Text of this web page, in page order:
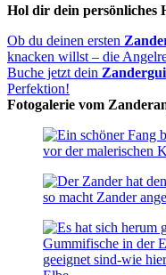
Hol dir dein persönliches
Ob du deinen ersten
knacken willst – die
Buche jetzt dein
Perfektion!
Fotogalerie vom